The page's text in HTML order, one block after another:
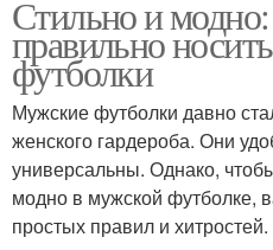
Стильно и
правильно
футболки
Мужские футболки давно
женского гардероба. Они
универсальны. Однако,
модно в мужской футболке,
простых правил и